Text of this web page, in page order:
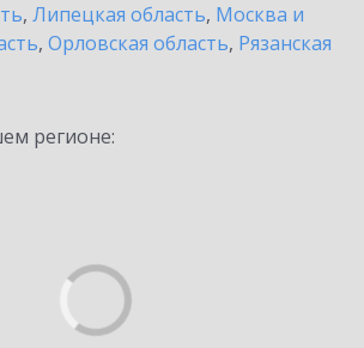
, Липецкая область, Москва и
, Орловская область, Рязанская
регионе: